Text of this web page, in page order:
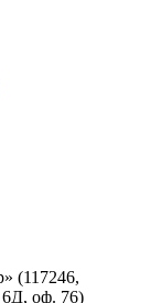
(117246,
6Д, оф. 76)